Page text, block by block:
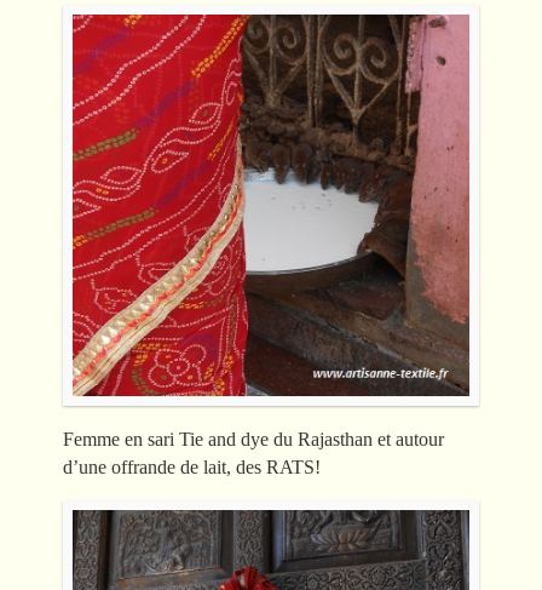
Femme en sari Tie and dye du Rajasthan et autour
d’une offrande de lait, des RATS!